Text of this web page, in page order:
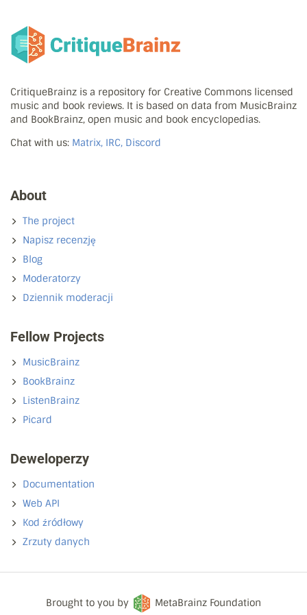
CritiqueBrainz is a repository for Creative Commons licensed
music and book reviews. It is based on data from MusicBrainz
and BookBrainz, open music and book encyclopedias.
Chat with us: Matrix, IRC, Discord
About
The project
Napisz recenzję
Blog
Moderatorzy
Dziennik moderacji
Fellow Projects
MusicBrainz
BookBrainz
ListenBrainz
Picard
Deweloperzy
Documentation
Web API
Kod źródłowy
Zrzuty danych
Brought to you by MetaBrainz Foundation